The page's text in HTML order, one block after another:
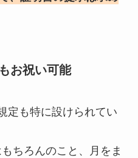
お祝い可能
定も特に設けられてい
ちろんのこと、月をま